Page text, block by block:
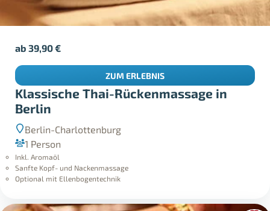
Klassische Thai-Rückenmassage in
Berlin
Berlin-Charlottenburg
1 Person
Inkl. Aromaöl
Sanfte Kopf- und Nackenmassage
Optional mit Ellenbogentechnik
ab39,90€
ZUM ERLEBNIS